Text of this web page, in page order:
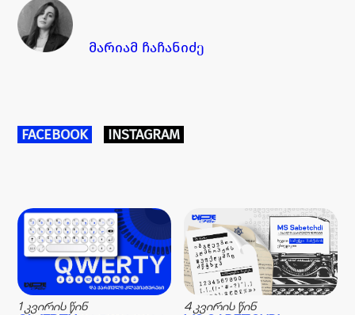
მარიამ ჩაჩანიძე
FACEBOOK INSTAGRAM
1 კვირის წინ 4 კვირის წინ